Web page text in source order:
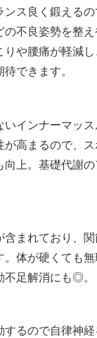
ンス良く鍛える
不良姿勢を整え
りや腰痛が軽減
できます。
いインナーマッ
が高まるので、
向上。基礎代謝の
含まれており、
。体が硬くても
不足解消にも◎。
するので自律神